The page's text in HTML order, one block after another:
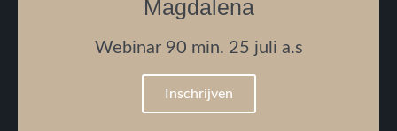
Magdalena
Webinar 90 min. 25 juli a.s
Inschrijven